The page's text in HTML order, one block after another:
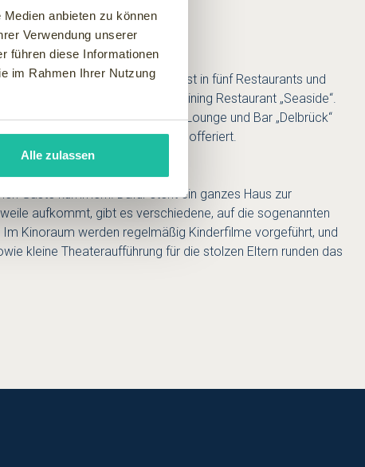
anbieten zu können
Verwendung unserer
führen diese Informationen
im Rahmen Ihrer Nutzung
Alle zulassen
Regeln der kulinarischen Kunst in fünf Restaurants und
Gerichten gibt es im Fine-Dining Restaurant „Seaside“.
aufwartet. In der Lobby Lounge und Bar „Delbrück“
Küche und Wellness-Drinks offeriert.
Gäste kümmern. Dafür steht ein ganzes Haus zur
aufkommt, gibt es verschiedene, auf die sogenannten
Kinoraum werden regelmäßig Kinderfilme vorgeführt, und
kleine Theateraufführung für die stolzen Eltern runden das